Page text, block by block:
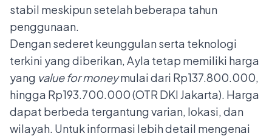
stabil meskipun setelah beberapa tahun
penggunaan.
Dengan sederet keunggulan serta teknologi
terkini yang diberikan, Ayla tetap memiliki harga
yang value for moneymulai dari Rp137.800.000,
hingga Rp193.700.000 (OTR DKI Jakarta). Harga
dapat berbeda tergantung varian, lokasi, dan
wilayah. Untuk informasi lebih detail mengenai